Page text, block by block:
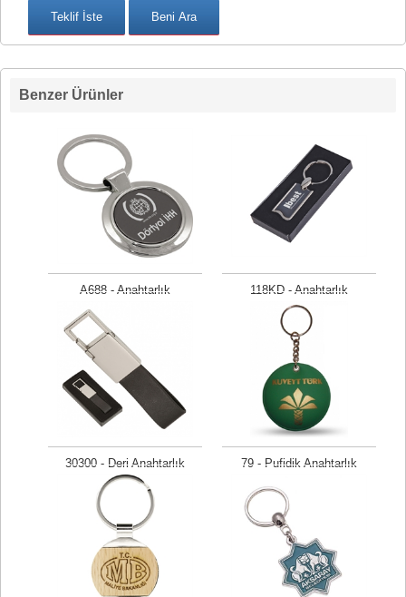
Benzer Ürünler
A688 - Anahtarlık
Fiyat isteyiniz
118KD - Anahtarlık
Fiyat isteyiniz
30300 - Deri Anahtarlık
Fiyat isteyiniz
79 - Pufidik Anahtarlık
Fiyat isteyiniz